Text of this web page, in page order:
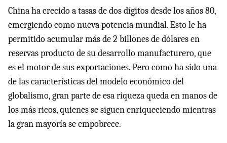
China ha crecido a tasas de dos dígitos desde los años 80,
emergiendo como nueva potencia mundial. Esto le ha
permitido acumular más de 2 billones de dólares en
reservas producto de su desarrollo manufacturero, que
es el motor de sus exportaciones. Pero como ha sido una
de las características del modelo económico del
globalismo, gran parte de esa riqueza queda en manos de
los más ricos, quienes se siguen enriqueciendo mientras
la gran mayoría se empobrece.